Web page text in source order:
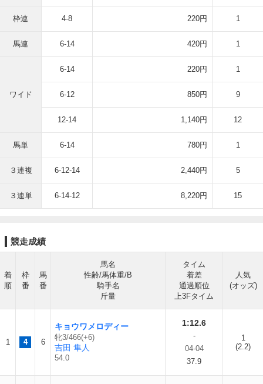
枠連 4-8 220円 1
馬連 6-14 420円 1
ワイド
6-14 220円 1
6-12 850円 9
12-14 1,140円 12
馬単 6-14 780円 1
３連複 6-12-14 2,440円 5
３連単 6-14-12 8,220円 15
競走成績
着
順
枠
番
馬
番
馬名
性齢/馬体重/B
騎手名
斤量
タイム
着差
通過順位
上3Fタイム
人気
(オッズ)
1 4 6
キョウワメロディー
牝3/466(+6)
吉田 隼人
54.0
1:12.6
-
04-04
37.9
1
(2.2)